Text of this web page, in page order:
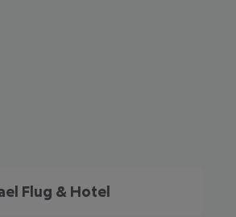
Flug & Hotel